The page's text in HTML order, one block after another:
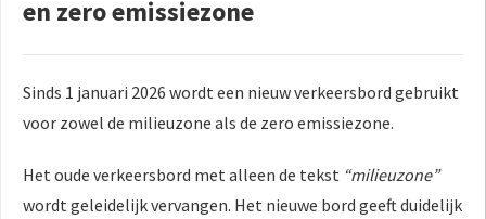
en zero emissiezone
Sinds 1 januari 2026 wordt een nieuw verkeersbord gebruikt
voor zowel de milieuzone als de zero emissiezone.
Het oude verkeersbord met alleen de tekst “milieuzone”
wordt geleidelijk vervangen. Het nieuwe bord geeft duidelijk